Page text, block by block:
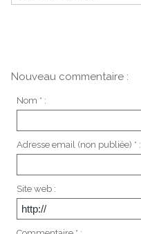
Nouveau commentaire :
Nom * :
Adresse email (non publiée) * :
Site web :